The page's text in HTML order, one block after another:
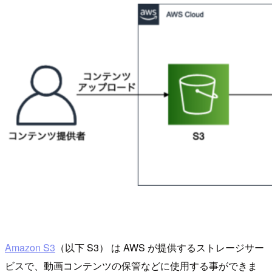
Amazon S3 （以下 S3） は AWS が提供するストレージサー
ビスで、動画コンテンツの保管などに使用する事ができま